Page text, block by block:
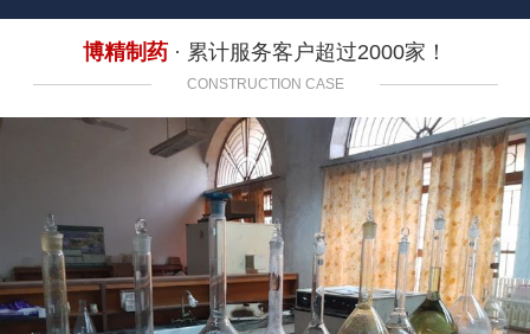
博精制药 · 累计服务客户超过2000家！
CONSTRUCTION CASE